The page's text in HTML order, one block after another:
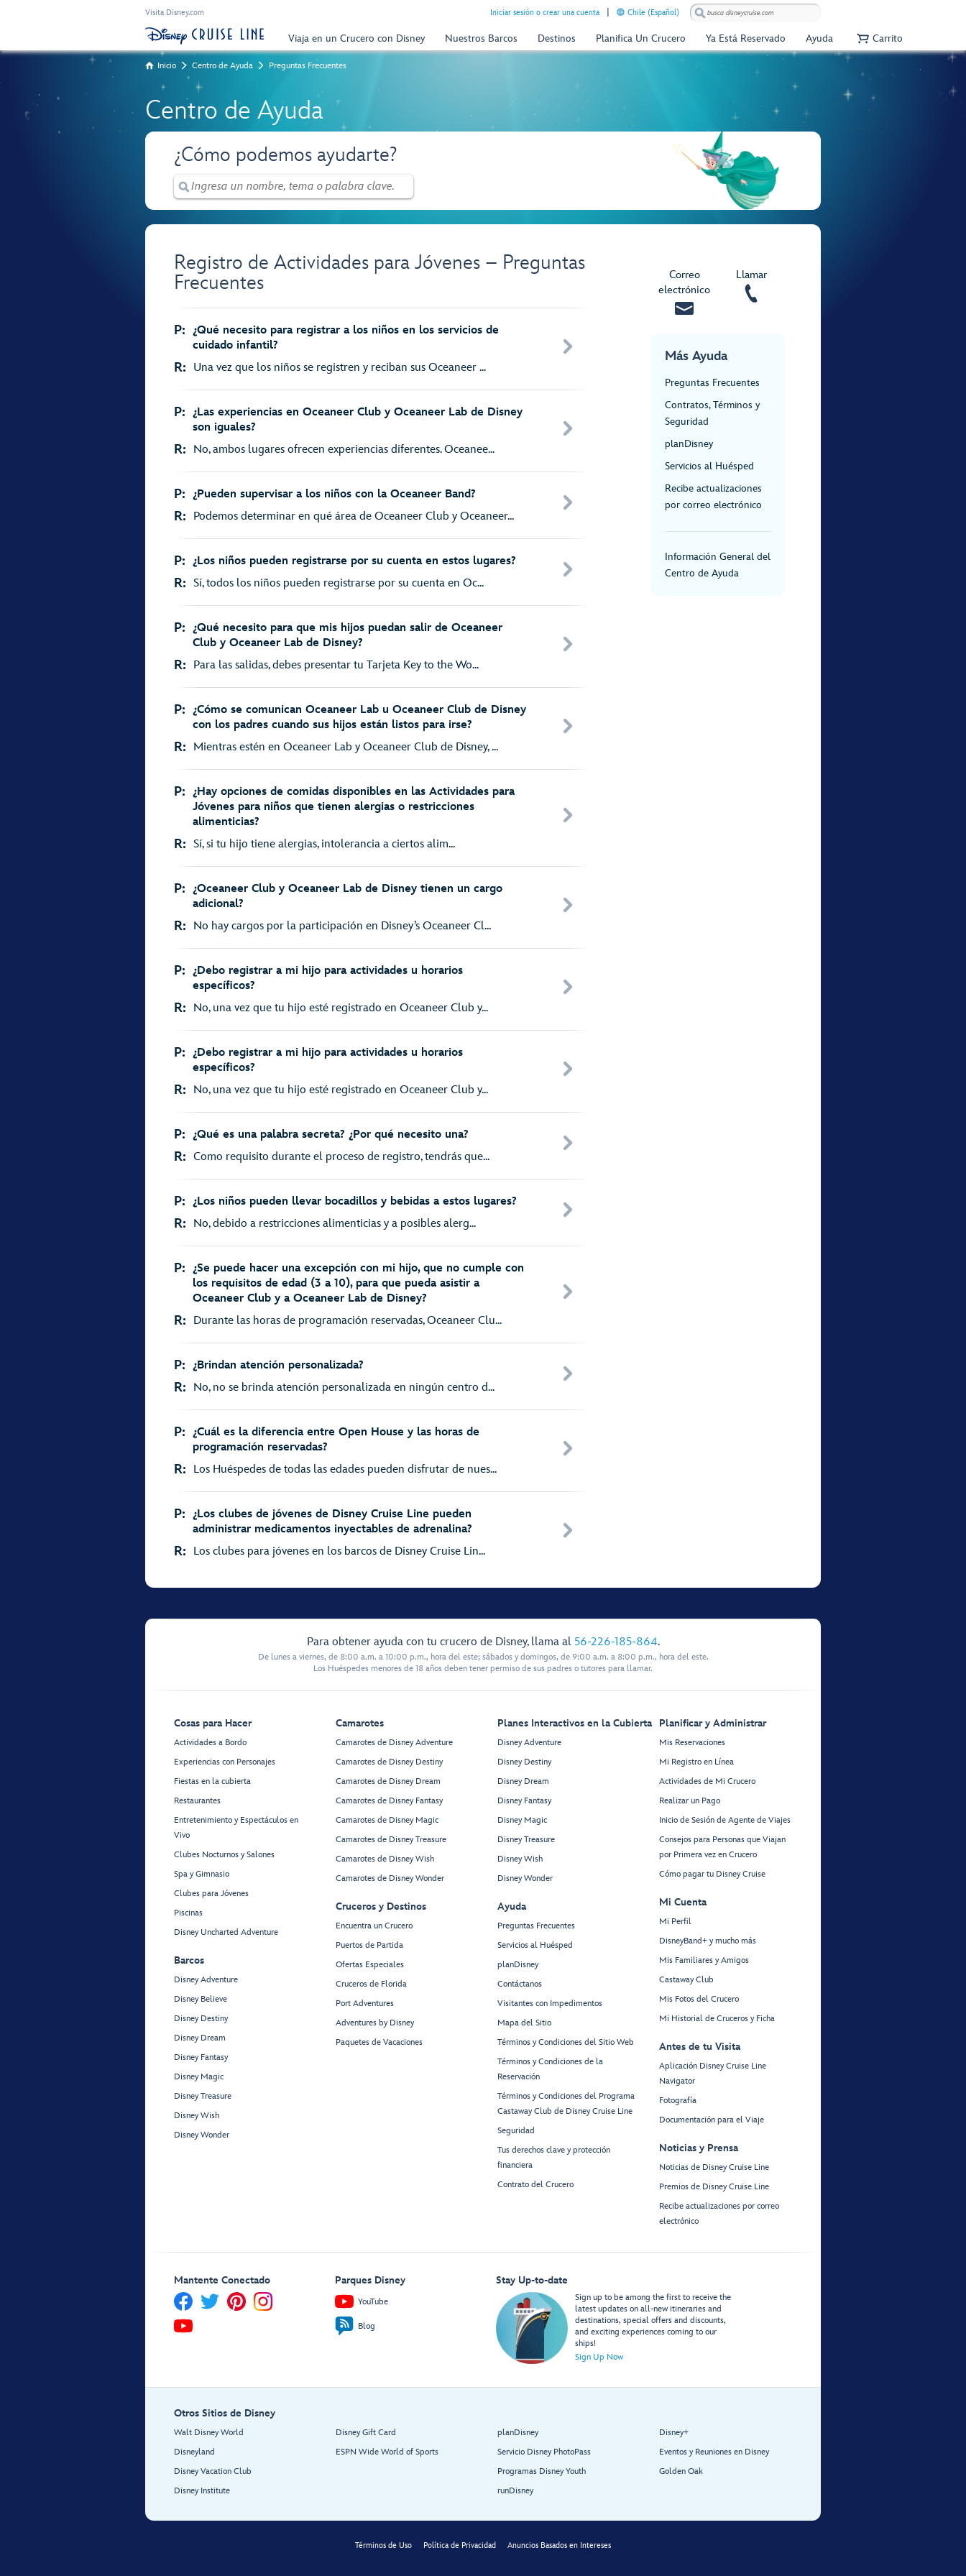
Visita Disney.com Iniciar sesión o crear una cuenta Chile (Español)
Viaja en un Crucero con Disney Nuestros Barcos Destinos Planifica Un Crucero Ya Está Reservado Ayuda Carrito
Inicio Centro de Ayuda Preguntas Frecuentes
Centro de Ayuda
¿Cómo podemos ayudarte?
Registro de Actividades para Jóvenes – Preguntas
Frecuentes
P: ¿Qué necesito para registrar a los niños en los servicios de
cuidado infantil?
R: Una vez que los niños se registren y reciban sus Oceaneer ...
P: ¿Las experiencias en Oceaneer Club y Oceaneer Lab de Disney
son iguales?
R: No, ambos lugares ofrecen experiencias diferentes. Oceanee...
P: ¿Pueden supervisar a los niños con la Oceaneer Band?
R: Podemos determinar en qué área de Oceaneer Club y Oceaneer...
P: ¿Los niños pueden registrarse por su cuenta en estos lugares?
R: Sí, todos los niños pueden registrarse por su cuenta en Oc...
P: ¿Qué necesito para que mis hijos puedan salir de Oceaneer
Club y Oceaneer Lab de Disney?
R: Para las salidas, debes presentar tu Tarjeta Key to the Wo...
P: ¿Cómo se comunican Oceaneer Lab u Oceaneer Club de Disney
con los padres cuando sus hijos están listos para irse?
R: Mientras estén en Oceaneer Lab y Oceaneer Club de Disney, ...
P: ¿Hay opciones de comidas disponibles en las Actividades para
Jóvenes para niños que tienen alergias o restricciones
alimenticias?
R: Sí, si tu hijo tiene alergias, intolerancia a ciertos alim...
P: ¿Oceaneer Club y Oceaneer Lab de Disney tienen un cargo
adicional?
R: No hay cargos por la participación en Disney’s Oceaneer Cl...
P: ¿Debo registrar a mi hijo para actividades u horarios
específicos?
R: No, una vez que tu hijo esté registrado en Oceaneer Club y...
P: ¿Debo registrar a mi hijo para actividades u horarios
específicos?
R: No, una vez que tu hijo esté registrado en Oceaneer Club y...
P: ¿Qué es una palabra secreta? ¿Por qué necesito una?
R: Como requisito durante el proceso de registro, tendrás que...
P: ¿Los niños pueden llevar bocadillos y bebidas a estos lugares?
R: No, debido a restricciones alimenticias y a posibles alerg...
P: ¿Se puede hacer una excepción con mi hijo, que no cumple con
los requisitos de edad (3 a 10), para que pueda asistir a
Oceaneer Club y a Oceaneer Lab de Disney?
R: Durante las horas de programación reservadas, Oceaneer Clu...
P: ¿Brindan atención personalizada?
R: No, no se brinda atención personalizada en ningún centro d...
P: ¿Cuál es la diferencia entre Open House y las horas de
programación reservadas?
R: Los Huéspedes de todas las edades pueden disfrutar de nues...
P: ¿Los clubes de jóvenes de Disney Cruise Line pueden
administrar medicamentos inyectables de adrenalina?
R: Los clubes para jóvenes en los barcos de Disney Cruise Lin...
Correo
electrónico
Llamar
Más Ayuda
Preguntas Frecuentes
Contratos, Términos y
Seguridad
planDisney
Servicios al Huésped
Recibe actualizaciones
por correo electrónico
Información General del
Centro de Ayuda
Para obtener ayuda con tu crucero de Disney, llama al 56-226-185-864.
De lunes a viernes, de 8:00 a.m. a 10:00 p.m., hora del este; sábados y domingos, de 9:00 a.m. a 8:00 p.m., hora del este.
Los Huéspedes menores de 18 años deben tener permiso de sus padres o tutores para llamar.
Cosas para Hacer
Actividades a Bordo
Experiencias con Personajes
Fiestas en la cubierta
Restaurantes
Entretenimiento y Espectáculos en
Vivo
Clubes Nocturnos y Salones
Spa y Gimnasio
Clubes para Jóvenes
Piscinas
Disney Uncharted Adventure
Barcos
Disney Adventure
Disney Believe
Disney Destiny
Disney Dream
Disney Fantasy
Disney Magic
Disney Treasure
Disney Wish
Disney Wonder
Camarotes
Camarotes de Disney Adventure
Camarotes de Disney Destiny
Camarotes de Disney Dream
Camarotes de Disney Fantasy
Camarotes de Disney Magic
Camarotes de Disney Treasure
Camarotes de Disney Wish
Camarotes de Disney Wonder
Cruceros y Destinos
Encuentra un Crucero
Puertos de Partida
Ofertas Especiales
Cruceros de Florida
Port Adventures
Adventures by Disney
Paquetes de Vacaciones
Planes Interactivos en la Cubierta
Disney Adventure
Disney Destiny
Disney Dream
Disney Fantasy
Disney Magic
Disney Treasure
Disney Wish
Disney Wonder
Ayuda
Preguntas Frecuentes
Servicios al Huésped
planDisney
Contáctanos
Visitantes con Impedimentos
Mapa del Sitio
Términos y Condiciones del Sitio Web
Términos y Condiciones de la
Reservación
Términos y Condiciones del Programa
Castaway Club de Disney Cruise Line
Seguridad
Tus derechos clave y protección
financiera
Contrato del Crucero
Planificar y Administrar
Mis Reservaciones
Mi Registro en Línea
Actividades de Mi Crucero
Realizar un Pago
Inicio de Sesión de Agente de Viajes
Consejos para Personas que Viajan
por Primera vez en Crucero
Cómo pagar tu Disney Cruise
Mi Cuenta
Mi Perfil
DisneyBand+ y mucho más
Mis Familiares y Amigos
Castaway Club
Mis Fotos del Crucero
Mi Historial de Cruceros y Ficha
Antes de tu Visita
Aplicación Disney Cruise Line
Navigator
Fotografía
Documentación para el Viaje
Noticias y Prensa
Noticias de Disney Cruise Line
Premios de Disney Cruise Line
Recibe actualizaciones por correo
electrónico
Mantente Conectado Parques Disney
YouTube
Blog
Stay Up-to-date
Sign up to be among the first to receive the
latest updates on all-new itineraries and
destinations, special offers and discounts,
and exciting experiences coming to our
ships!
Sign Up Now
Otros Sitios de Disney
Walt Disney World
Disneyland
Disney Vacation Club
Disney Institute
Disney Gift Card
ESPN Wide World of Sports
planDisney
Servicio Disney PhotoPass
Programas Disney Youth
runDisney
Disney+
Eventos y Reuniones en Disney
Golden Oak
Términos de Uso Política de Privacidad Anuncios Basados en Intereses